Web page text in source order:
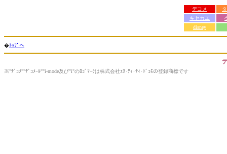
デコメ
キセカエ
disney
�ﾄｯﾌﾟへ
※"ﾃﾞｺﾒ""ﾃﾞｺﾒｰﾙ""i-mode及び"i"のﾛｺﾞﾏｰｸは株式会社ｴﾇ･ﾃｨ･ﾃｨ･ﾄﾞｺﾓの登録商標です